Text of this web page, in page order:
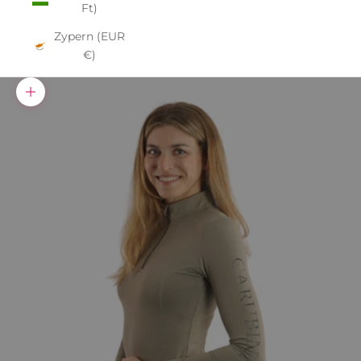
Ft)
Zypern (EUR
€)
Bild vergrößern